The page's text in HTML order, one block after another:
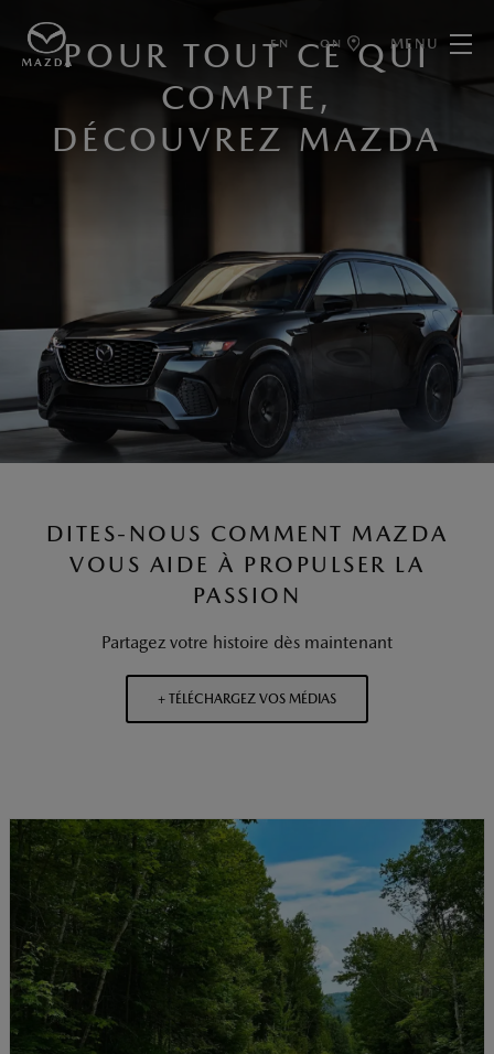
EN ON MENU
POUR TOUT CE QUI
COMPTE,
DÉCOUVREZ MAZDA
DITES-NOUS COMMENT MAZDA
VOUS AIDE À PROPULSER LA
PASSION
Partagez votre histoire dès maintenant
+ TÉLÉCHARGEZ VOS MÉDIAS
p e